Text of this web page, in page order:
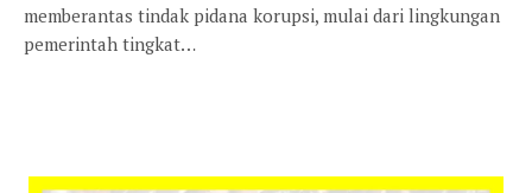
memberantas tindak pidana korupsi, mulai dari lingkungan
pemerintah tingkat…